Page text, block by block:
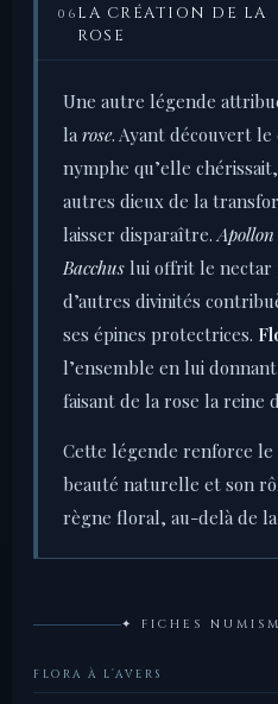
06 LA CRÉATION DE LA
ROSE
Une autre légende
la rose. Ayant découvert le
nymphe qu’elle
autres dieux de la
laisser disparaître.Apollon
Bacchus lui offrit le nectar
d’autres divinités
ses épines protectrices.
l’ensemble en lui
faisant de la rose la reine
Cette légende renforce le
beauté naturelle et son
règne floral, au-delà de
✦ FICHES
FLORA À L’AVERS